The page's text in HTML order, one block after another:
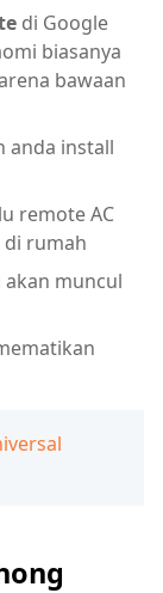
di Google
biasanya
bawaan
anda install
remote AC
di rumah
akan muncul